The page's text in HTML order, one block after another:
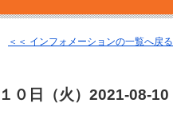
＜＜ インフォメーションの一覧へ戻る
０日（火） 2021-08-10